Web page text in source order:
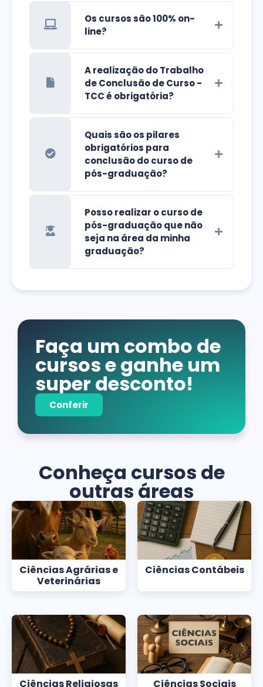
Os cursos são 100% on-
line?
A realização do Trabalho
de Conclusão de Curso -
TCC é obrigatória?
Quais são os pilares
obrigatórios para
conclusão do curso de
pós-graduação?
Posso realizar o curso de
pós-graduação que não
seja na área da minha
graduação?
Faça um combo de
cursos e ganhe um
super desconto!
Conferir
Conheça cursos de
outras áreas
Ciências Agrárias e
Veterinárias
Ciências Contábeis
Ciências Religiosas Ciências Sociais